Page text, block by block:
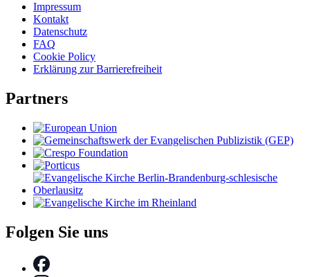
Impressum
Kontakt
Datenschutz
FAQ
Cookie Policy
Erklärung zur Barrierefreiheit
Partners
Folgen Sie uns